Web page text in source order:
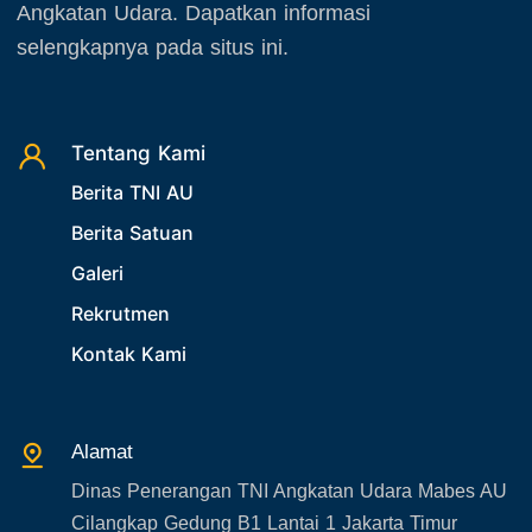
24. Operasi TNI AU
25. Agenda PIA Ardhya Garini
28. Bukan Berita TNI AU
35. Gangguan bandara
36. Kecelakaan pesawat TNI
November 2025
Angkatan Udara. Dapatkan informasi
selengkapnya pada situs ini.
Tentang Kami
Berita TNI AU
Berita Satuan
Galeri
Rekrutmen
Kontak Kami
Alamat
Dinas Penerangan TNI Angkatan Udara Mabes AU
Cilangkap Gedung B1 Lantai 1 Jakarta Timur